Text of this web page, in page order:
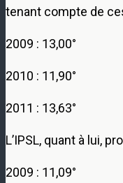
tenant compte de
2009 : 13,00°
2010 : 11,90°
2011 : 13,63°
L’IPSL, quant à lui,
2009 : 11,09°